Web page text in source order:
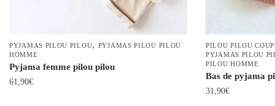
PYJAMAS PILOU PILOU, PYJAMAS PILOU PILOU
HOMME
Pyjama femme pilou pilou
61,90€
PILOU PILOU
PYJAMAS PILOU
PILOU HOMME
Bas de pyjama
31,90€